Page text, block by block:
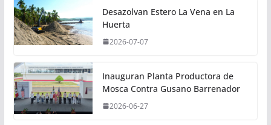
Desazolvan Estero La Vena en La
Huerta
2026-07-07
Inauguran Planta Productora de
Mosca Contra Gusano Barrenador
2026-06-27